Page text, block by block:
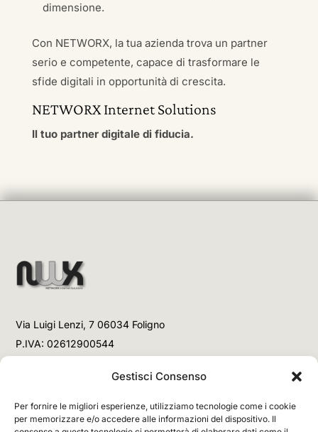
Gestisci Consenso
Per fornire le migliori esperienze, utilizziamo tecnologie come i cookie
per memorizzare e/o accedere alle informazioni del dispositivo. Il
dimensione.
Con NETWORX, la tua azienda trova un partner
serio e competente, capace di trasformare le
sfide digitali in opportunità di crescita.
NETWORX Internet Solutions
Il tuo partner digitale di fiducia.
Via Luigi Lenzi, 7 06034 Foligno
P.IVA: 02612900544
+39 3477853708 (Chiamata)